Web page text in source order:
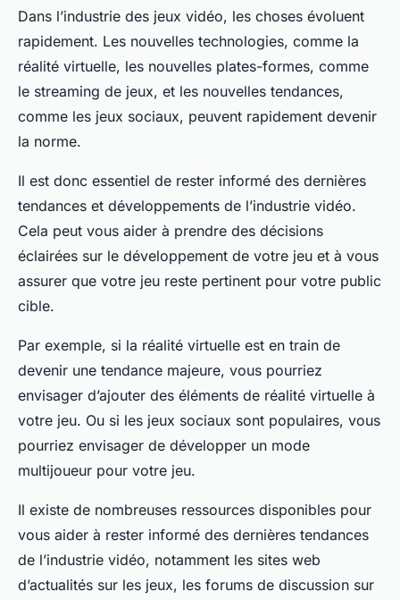
Dans l’industrie des jeux vidéo, les choses évoluent
rapidement. Les nouvelles technologies, comme la
réalité virtuelle, les nouvelles plates-formes, comme
le streaming de jeux, et les nouvelles tendances,
comme les jeux sociaux, peuvent rapidement devenir
la norme.
Il est donc essentiel de rester informé des dernières
tendances et développements de l’industrie vidéo.
Cela peut vous aider à prendre des décisions
éclairées sur le développement de votre jeu et à vous
assurer que votre jeu reste pertinent pour votre public
cible.
Par exemple, si la réalité virtuelle est en train de
devenir une tendance majeure, vous pourriez
envisager d’ajouter des éléments de réalité virtuelle à
votre jeu. Ou si les jeux sociaux sont populaires, vous
pourriez envisager de développer un mode
multijoueur pour votre jeu.
Il existe de nombreuses ressources disponibles pour
vous aider à rester informé des dernières tendances
de l’industrie vidéo, notamment les sites web
d’actualités sur les jeux, les forums de discussion sur